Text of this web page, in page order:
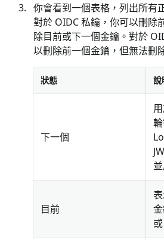
你會看到一個表格，列出所有
對於 OIDC 私鑰，你可以刪除
除目前或下一個金鑰。對於
以刪除前一個金鑰，但無法刪
狀態 說
下一個
目前